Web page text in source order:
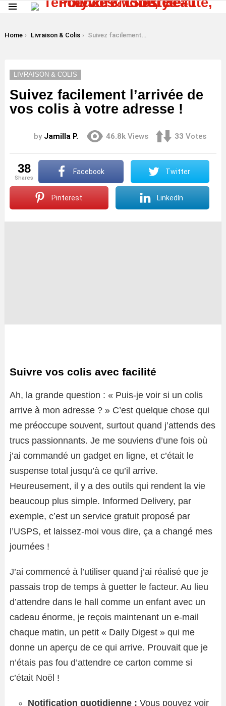
You are here:
Home Livraison & Colis Suivez facilement l’arrivée de vos colis à votre adresse !
LIVRAISON & COLIS
Suivez facilement l’arrivée de
vos colis à votre adresse !
by Jamilla P. 46.8k Views 33 Votes
38
shares
Facebook Twitter
Pinterest LinkedIn
Suivre vos colis avec facilité
Ah, la grande question : « Puis-je voir si un colis
arrive à mon adresse ? » C’est quelque chose qui
me préoccupe souvent, surtout quand j’attends des
trucs passionnants. Je me souviens d’une fois où
j’ai commandé un gadget en ligne, et c’était le
suspense total jusqu’à ce qu’il arrive.
Heureusement, il y a des outils qui rendent la vie
beaucoup plus simple. Informed Delivery, par
exemple, c’est un service gratuit proposé par
l’USPS, et laissez-moi vous dire, ça a changé mes
journées !
J’ai commencé à l’utiliser quand j’ai réalisé que je
passais trop de temps à guetter le facteur. Au lieu
d’attendre dans le hall comme un enfant avec un
cadeau énorme, je reçois maintenant un e-mail
chaque matin, un petit « Daily Digest » qui me
donne un aperçu de ce qui arrive. Prouvait que je
n’étais pas fou d’attendre ce carton comme si
c’était Noël !
Notification quotidienne : Vous pouvez voir